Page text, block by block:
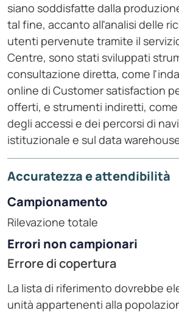
siano soddisfatte dalla
tal fine, accanto all'analisi delle
utenti pervenute tramite il
Centre, sono stati sviluppati
consultazione diretta, come
online di Customer satisfaction
offerti, e strumenti indiretti, come
degli accessi e dei percorsi di
istituzionale e sul data
Accuratezza e attendibilità
Campionamento
Rilevazione totale
Errori non campionari
Errore di copertura
La lista di riferimento dovrebbe
unità appartenenti alla